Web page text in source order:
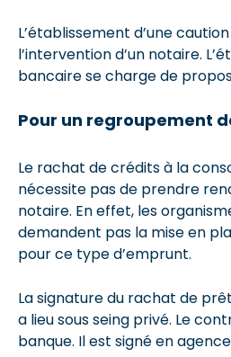
L’établissement d’une
l’intervention d’un notaire.
bancaire se charge de
Pour un regroupement
Le rachat de crédits à la
nécessite pas de prendre
notaire. En effet, les
demandent pas la mise en
pour ce type d’emprunt.
La signature du rachat de
a lieu sous seing privé. Le
banque. Il est signé en